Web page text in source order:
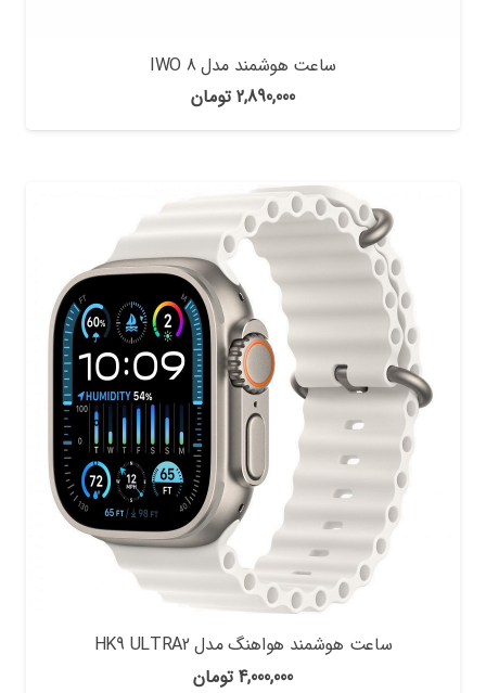
ساعت هوشمند مدل IWO 8
2,890,000 تومان
ساعت هوشمند هواهنگ مدل HK9 ULTRA2
4,000,000 تومان